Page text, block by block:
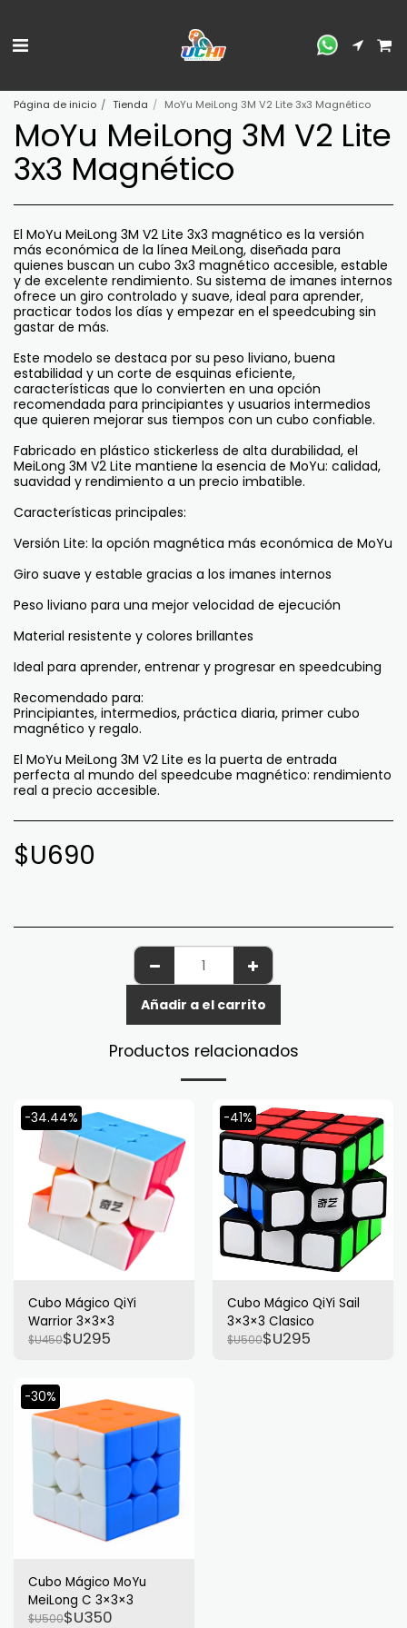
Página de inicio Tienda MoYu MeiLong 3M V2 Lite 3x3 Magnético
MoYu MeiLong 3M V2 Lite
3x3 Magnético
El MoYu MeiLong 3M V2 Lite 3x3 magnético es la versión
más económica de la línea MeiLong, diseñada para
quienes buscan un cubo 3x3 magnético accesible, estable
y de excelente rendimiento. Su sistema de imanes internos
ofrece un giro controlado y suave, ideal para aprender,
practicar todos los días y empezar en el speedcubing sin
gastar de más.
Este modelo se destaca por su peso liviano, buena
estabilidad y un corte de esquinas eficiente,
características que lo convierten en una opción
recomendada para principiantes y usuarios intermedios
que quieren mejorar sus tiempos con un cubo confiable.
Fabricado en plástico stickerless de alta durabilidad, el
MeiLong 3M V2 Lite mantiene la esencia de MoYu: calidad,
suavidad y rendimiento a un precio imbatible.
Características principales:
Versión Lite: la opción magnética más económica de MoYu
Giro suave y estable gracias a los imanes internos
Peso liviano para una mejor velocidad de ejecución
Material resistente y colores brillantes
Ideal para aprender, entrenar y progresar en speedcubing
Recomendado para:
Principiantes, intermedios, práctica diaria, primer cubo
magnético y regalo.
El MoYu MeiLong 3M V2 Lite es la puerta de entrada
perfecta al mundo del speedcube magnético: rendimiento
real a precio accesible.
$U690
Añadir a el carrito
Productos relacionados
-34.44%
Cubo Mágico QiYi
Warrior 3×3×3
$U450$U295
-41%
Cubo Mágico QiYi Sail
3×3×3 Clasico
$U500$U295
-30%
Cubo Mágico MoYu
MeiLong C 3×3×3
$U500$U350